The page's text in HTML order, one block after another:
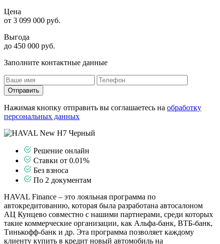
Цена
от 3 099 000 руб.
Выгода
до 450 000 руб.
Заполните контактные данные
Отправить
Нажимая кнопку отправить вы соглашаетесь на обработку
персональных данных
Решение онлайн
Ставки от 0.01%
Без взноса
По 2 документам
HAVAL Finance – это лояльная программа по
автокредитованию, которая была разработана автосалоном
АЦ Кунцево совместно с нашими партнерами, среди которых
такие коммерческие организации, как Альфа-банк, ВТБ-банк,
Тинькофф-банк и др. Эта программа позволяет каждому
клиенту купить в кредит новый автомобиль на